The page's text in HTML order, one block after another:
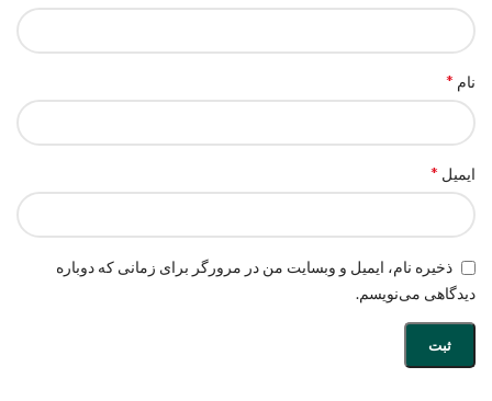
نام *
ایمیل *
ذخیره نام، ایمیل و وبسایت من در مرورگر برای زمانی که دوباره
دیدگاهی می‌نویسم.